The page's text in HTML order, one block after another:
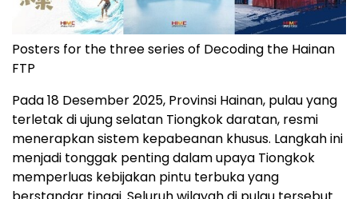
Posters for the three series of Decoding the Hainan
FTP
Pada 18 Desember 2025, Provinsi Hainan, pulau yang
terletak di ujung selatan Tiongkok daratan, resmi
menerapkan sistem kepabeanan khusus. Langkah ini
menjadi tonggak penting dalam upaya Tiongkok
memperluas kebijakan pintu terbuka yang